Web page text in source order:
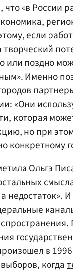
«в России
если
творческий
или поздно
Именно
«Они
которая
но при
конкретному
Ольга
недостаток».
в 1996
когда